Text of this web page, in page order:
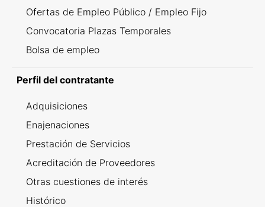
Ofertas de Empleo Público / Empleo Fijo
Convocatoria Plazas Temporales
Bolsa de empleo
Perfil del contratante
Adquisiciones
Enajenaciones
Prestación de Servicios
Acreditación de Proveedores
Otras cuestiones de interés
Histórico